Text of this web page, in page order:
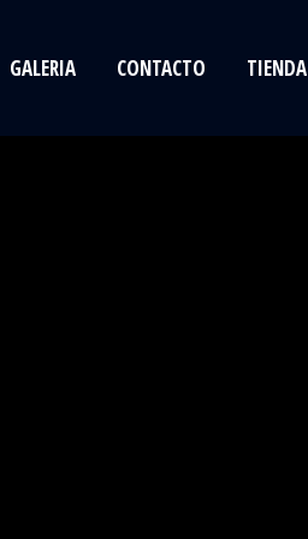
GALERIA CONTACTO TIENDA